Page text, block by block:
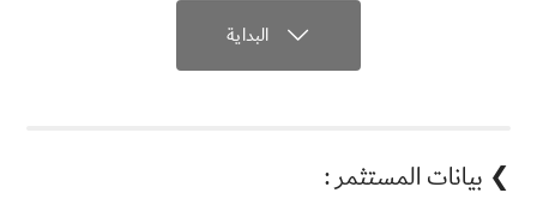
 البداية
❯ بيانات المستثمر :